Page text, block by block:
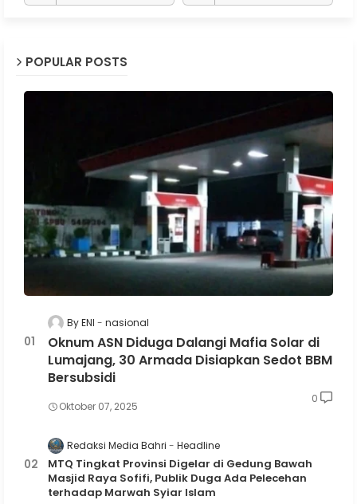
POPULAR POSTS
By ENI nasional
Oknum ASN Diduga Dalangi Mafia Solar di
Lumajang, 30 Armada Disiapkan Sedot BBM
Bersubsidi
Oktober 07, 2025
0
Redaksi Media Bahri Headline
MTQ Tingkat Provinsi Digelar di Gedung Bawah
Masjid Raya Sofifi, Publik Duga Ada Pelecehan
terhadap Marwah Syiar Islam